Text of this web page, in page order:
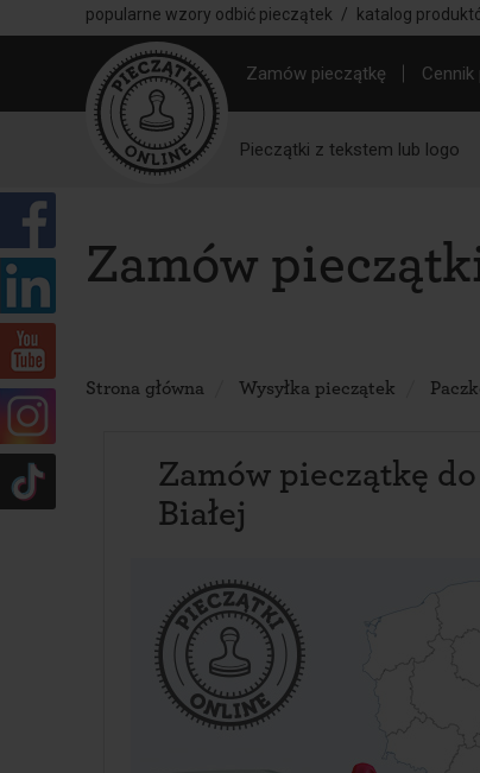
popularne wzory odbić pieczątek / katalog
Zamów pieczątkę
Pieczątki z tekstem lub logo
Zamów
Strona główna Wysyłka pieczątek
Zamów pieczątkę
Białej